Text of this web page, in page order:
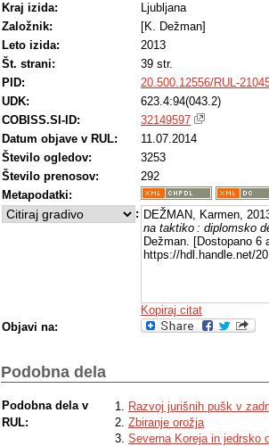
Kraj izida:
Ljubljana
Založnik:
[K. Dežman]
Leto izida:
2013
Št. strani:
39 str.
PID:
20.500.12556/RUL-
UDK:
623.4:94(043.2)
COBISS.SI-ID:
32149597
Datum objave v RUL:
11.07.2014
Število ogledov:
3253
Število prenosov:
292
Metapodatki:
: DEŽMAN, Karmen,
na taktiko : diplomsko
Dežman. [Dostopano 6
https://hdl.handle.net/
Kopiraj citat
Objavi na:
Podobna dela
Podobna dela v
RUL:
Razvoj jurišnih pušk v
Zbiranje orožja
Severna Koreja in jedrsko